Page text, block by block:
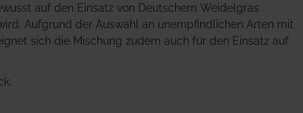
auf den Einsatz von Deutschem Weidelgras
Aufgrund der Auswahl an unempfindlichen Arten mit
sich die Mischung zudem auch für den Einsatz auf